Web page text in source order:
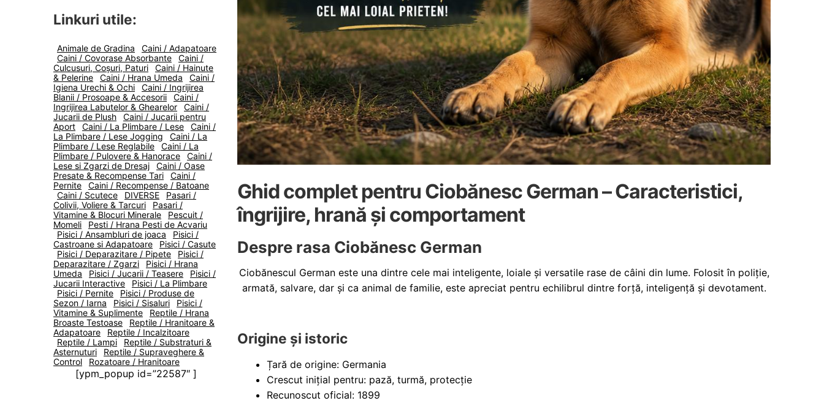
Ghid complet pentru Ciobănesc German – Caracteristici,
îngrijire, hrană și comportament
Despre rasa Ciobănesc German
Ciobănescul German este una dintre cele mai inteligente, loiale și versatile rase de câini din lume. Folosit în poliție,
armată, salvare, dar și ca animal de familie, este apreciat pentru echilibrul dintre forță, inteligență și devotament.
Origine și istoric
Țară de origine: Germania
Crescut inițial pentru: pază, turmă, protecție
Recunoscut oficial: 1899
Linkuri utile:
Animale de Gradina
Caini / Adapatoare
Caini / Covorase Absorbante
Caini /
Culcusuri, Coșuri, Paturi
Caini / Hainute
& Pelerine
Caini / Hrana Umeda
Caini /
Igiena Urechi & Ochi
Caini / Ingrijirea
Blanii / Prosoape & Accesorii
Caini /
Ingrijirea Labutelor & Ghearelor
Caini /
Jucarii de Plush
Caini / Jucarii pentru
Aport
Caini / La Plimbare / Lese
Caini /
La Plimbare / Lese Jogging
Caini / La
Plimbare / Lese Reglabile
Caini / La
Plimbare / Pulovere & Hanorace
Caini /
Lese si Zgarzi de Dresaj
Caini / Oase
Presate & Recompense Tari
Caini /
Pernite
Caini / Recompense / Batoane
Caini / Scutece
DIVERSE
Pasari /
Colivii, Voliere & Tarcuri
Pasari /
Vitamine & Blocuri Minerale
Pescuit /
Momeli
Pesti / Hrana Pesti de Acvariu
Pisici / Ansambluri de joaca
Pisici /
Castroane si Adapatoare
Pisici / Casute
Pisici / Deparazitare / Pipete
Pisici /
Deparazitare / Zgarzi
Pisici / Hrana
Umeda
Pisici / Jucarii / Teasere
Pisici /
Jucarii Interactive
Pisici / La Plimbare
Pisici / Pernite
Pisici / Produse de
Sezon / Iarna
Pisici / Sisaluri
Pisici /
Vitamine & Suplimente
Reptile / Hrana
Broaste Testoase
Reptile / Hranitoare &
Adapatoare
Reptile / Incalzitoare
Reptile / Lampi
Reptile / Substraturi &
Asternuturi
Reptile / Supraveghere &
Control
Rozatoare / Hranitoare
[ypm_popup id=”22587″ ]